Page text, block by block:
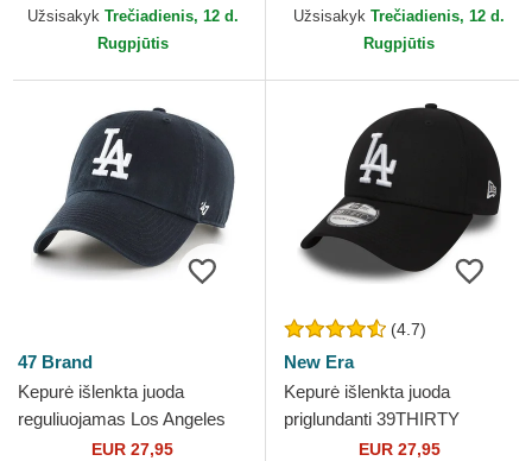
Užsisakyk Trečiadienis, 12 d.
Rugpjūtis
Dodgers MLB 47 Brand
Užsisakyk Trečiadienis, 12 d.
Rugpjūtis
47 Brand
Kepurė išlenkta juoda
reguliuojamas Los Angeles
Dodgers MLB 47 Brand
EUR 27,95
(4.7)
New Era
Kepurė išlenkta juoda
priglundanti 39THIRTY
Essential Los Angeles
EUR 27,95